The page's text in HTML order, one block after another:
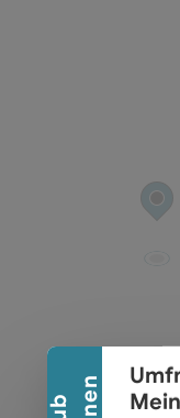
Banner einklappen